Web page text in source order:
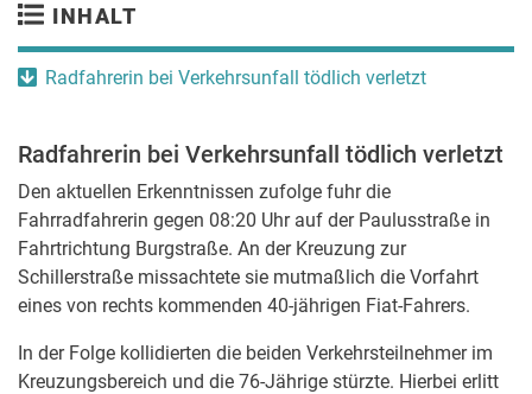
INHALT
Radfahrerin bei Verkehrsunfall tödlich verletzt
Radfahrerin bei Verkehrsunfall tödlich verletzt
Den aktuellen Erkenntnissen zufolge fuhr die
Fahrradfahrerin gegen 08:20 Uhr auf der Paulusstraße in
Fahrtrichtung Burgstraße. An der Kreuzung zur
Schillerstraße missachtete sie mutmaßlich die Vorfahrt
eines von rechts kommenden 40-jährigen Fiat-Fahrers.
In der Folge kollidierten die beiden Verkehrsteilnehmer im
Kreuzungsbereich und die 76-Jährige stürzte. Hierbei erlitt